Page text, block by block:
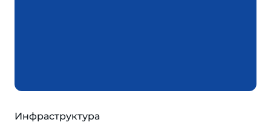
Инфраструктура